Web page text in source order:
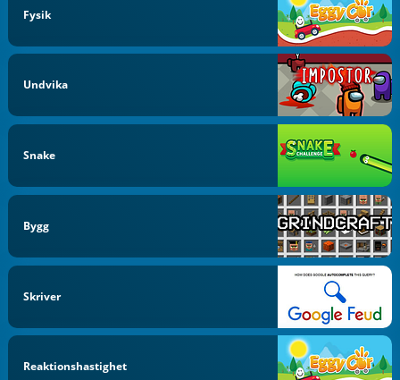
Fysik
Undvika
Snake
Bygg
Skriver
Reaktionshastighet